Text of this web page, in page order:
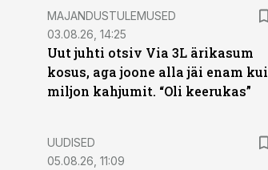
MAJANDUSTULEMUSED
03.08.26, 14:25
Uut juhti otsiv Via 3L ärikasum
kosus, aga joone alla jäi enam kui
miljon kahjumit. “Oli keerukas”
UUDISED
05.08.26, 11:09